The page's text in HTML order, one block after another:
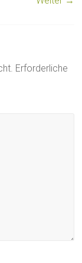
Erforderliche